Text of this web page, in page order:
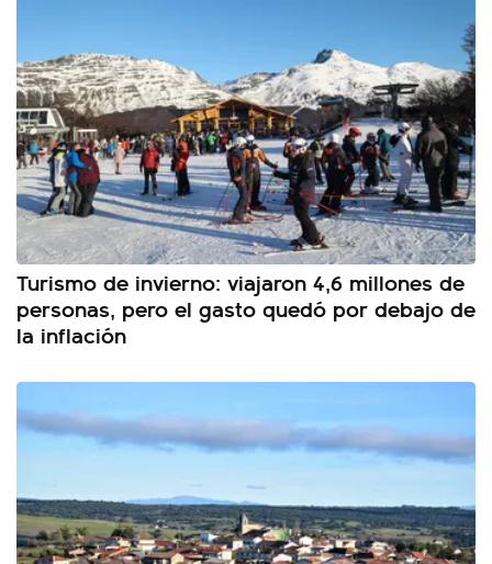
Turismo de invierno: viajaron 4,6 millones de
personas, pero el gasto quedó por debajo de
la inflación